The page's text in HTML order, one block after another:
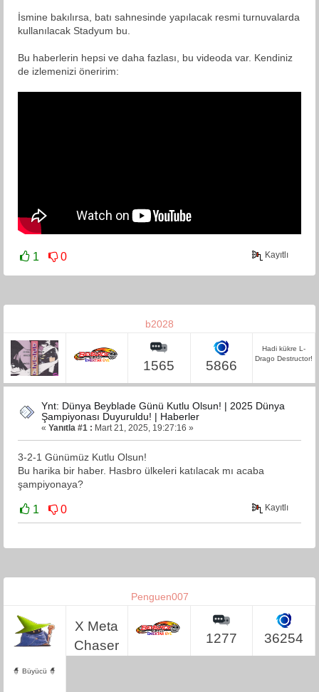
İsmine bakılırsa, batı sahnesinde yapılacak resmi turnuvalarda
kullanılacak Stadyum bu.
Bu haberlerin hepsi ve daha fazlası, bu videoda var. Kendiniz
de izlemenizi öneririm:
1 0 Kayıtlı
b2028
1565 5866
Hadi kükre L-
Drago Destructor!
Ynt: Dünya Beyblade Günü Kutlu Olsun! | 2025 Dünya
Şampiyonası Duyuruldu! | Haberler
« Yanıtla #1 : Mart 21, 2025, 19:27:16 »
3-2-1 Günümüz Kutlu Olsun!
Bu harika bir haber. Hasbro ülkeleri katılacak mı acaba
şampiyonaya?
1 0 Kayıtlı
Penguen007
X Meta
Chaser
1277 36254
🧙 Büyücü 🧙